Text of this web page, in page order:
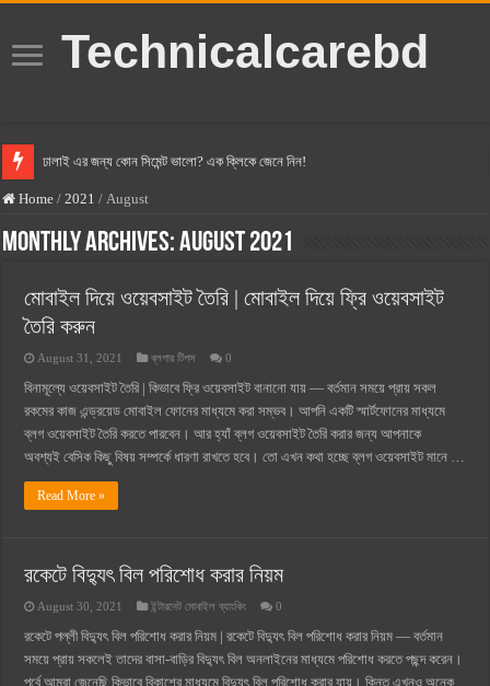
Technicalcarebd
ঢালাই এর জন্য কোন সিমেন্ট ভালো? এক ক্লিকে জেনে নিন!
বসুন্ধরা সিমেন্ট এর দাম ২০২৫
স্ক্যান সিমেন্ট এর দাম ২০২৫
সুপারক্রিট সিমেন্ট দাম ২০২৫
জুডিশিয়াল ম্যাজিস্ট্রেট কি? জুডিশিয়াল ম্যাজিস্ট্রেট এর সুযোগ সুবিধা
ওয়ালটন টিভি কিস্তিতে কেনার নিয়ম ২০২৫
গ্রামে লাভজনক ব্যবসা ২০২৫ ও গ্রামের বাজারে ব্যবসার আইডিয়া
Home / 2021 / August
Monthly Archives:August 2021
মোবাইল দিয়ে ওয়েবসাইট তৈরি | মোবাইল দিয়ে ফ্রি ওয়েবসাইট
তৈরি করুন
August 31, 2021 ব্লগার টিপস 0
বিনামূল্যে ওয়েবসাইট তৈরি | কিভাবে ফ্রি ওয়েবসাইট বানানো যায় — বর্তমান সময়ে প্রায় সকল
রকমের কাজ এন্ড্রয়েড মোবাইল ফোনের মাধ্যমে করা সম্ভব। আপনি একটি স্মার্টফোনের মাধ্যমে
ব্লগ ওয়েবসাইট তৈরি করতে পারবেন। আর হ্যাঁ ব্লগ ওয়েবসাইট তৈরি করার জন্য আপনাকে
অবশ্যই বেসিক কিছু বিষয় সম্পর্কে ধারণা রাখতে হবে। তো এখন কথা হচ্ছে ব্লগ ওয়েবসাইট মানে …
Read More »
রকেটে বিদ্যুৎ বিল পরিশোধ করার নিয়ম
August 30, 2021 ইন্টারনেট মোবাইল ব্যাংকিং 0
রকেটে পল্লী বিদ্যুৎ বিল পরিশোধ করার নিয়ম | রকেটে বিদ্যুৎ বিল পরিশোধ করার নিয়ম — বর্তমান
সময়ে প্রায় সকলেই তাদের বাসা-বাড়ির বিদ্যুৎ বিল অনলাইনের মাধ্যমে পরিশোধ করতে পছন্দ করেন।
পূর্বে আমরা জেনেছি কিভাবে বিকাশের মাধ্যমে বিদ্যুৎ বিল পরিশোধ করার যায়। কিন্তু এখনও অনেক